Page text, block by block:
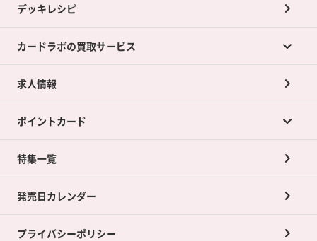
デッキレシピ
カードラボの買取サービス
カードラボの買取サービスTOP
店舗買取について
ネット買取について
買取承諾書について
求人情報
ポイントカード
ポイントカードTOP
ポイント交換景品
特集一覧
発売日カレンダー
プライバシーポリシー